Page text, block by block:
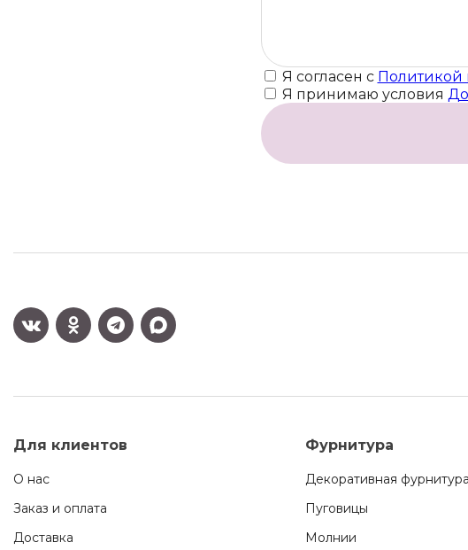
Я согласен с Политикой
Я принимаю условия
Для клиентов
О нас
Заказ и оплата
Доставка
Фурнитура
Декоративная фурнитура
Пуговицы
Молнии